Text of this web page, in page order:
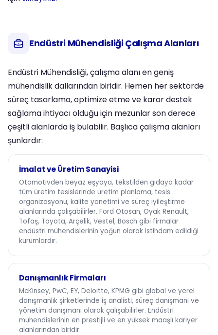
Endüstri Mühendisliği Çalışma Alanları
Endüstri Mühendisliği, çalışma alanı en geniş
mühendislik dallarından biridir. Hemen her sektörde
süreç tasarlama, optimize etme ve karar destek
sağlama ihtiyacı olduğu için mezunlar son derece
çeşitli alanlarda iş bulabilir. Başlıca çalışma alanları
şunlardır:
İmalat ve Üretim Sanayisi
Otomotivden beyaz eşyaya, tekstilden gıdaya kadar
tüm üretim tesislerinde üretim planlama, tesis
organizasyonu, kalite yönetimi ve süreç iyileştirme
alanlarında çalışabilirler. Ford Otosan, Oyak Renault,
Tofaş, Toyota, Arçelik, Vestel, Bosch gibi firmalar
endüstri mühendislerinin yoğun olarak istihdam edildiği
kurumlardır.
Danışmanlık Firmaları
McKinsey, PwC, EY, Deloitte, KPMG gibi global ve yerel
danışmanlık şirketlerinde iş analisti, süreç danışmanı ve
yönetim danışmanı olarak çalışabilirler. Endüstri
mühendislerinin en prestijli ve en yüksek maaşlı kariyer
alanlarından biridir.